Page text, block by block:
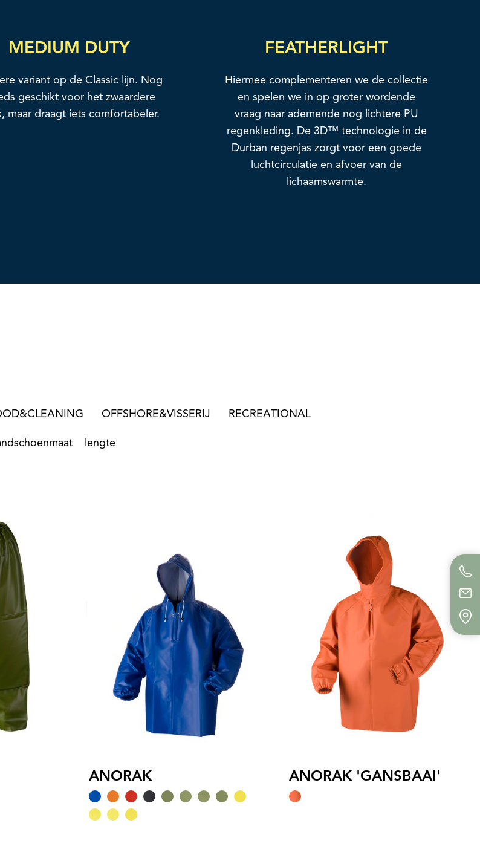
MEDIUM DUTY FEATHERLIGHT
variant op de Classic lijn. Nog
geschikt voor het zwaardere
maar draagt iets comfortabeler.
Hiermee complementeren we de collectie
en spelen we in op groter wordende
vraag naar ademende nog lichtere PU
regenkleding. De 3D™ technologie in de
Durban regenjas zorgt voor een goede
luchtcirculatie en afvoer van de
lichaamswarmte.
OFFSHORE&VISSERIJ RECREATIONAL
lengte
ANORAK ANORAK 'GANSBAAI'